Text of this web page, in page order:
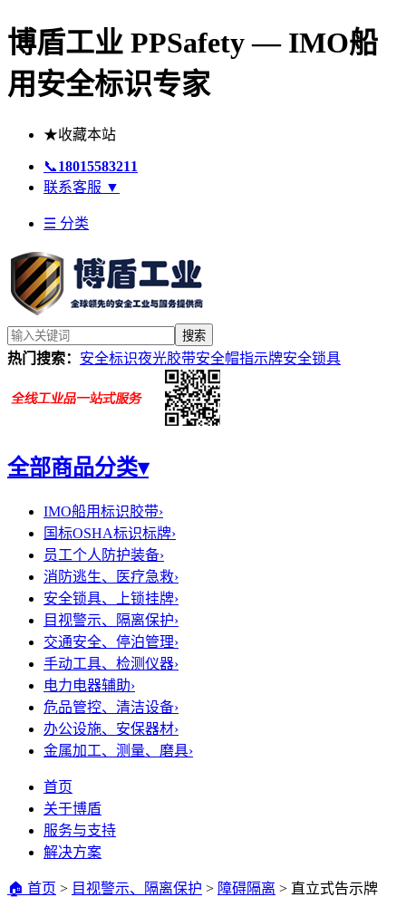
博盾工业 PPSafety — IMO船
用安全标识专家
★收藏本站
📞18015583211
联系客服 ▼
☰ 分类
搜索
热门搜索： 安全标识夜光胶带安全帽指示牌安全锁具
全部商品分类▾
IMO船用标识胶带›
国标OSHA标识标牌›
员工个人防护装备›
消防逃生、医疗急救›
安全锁具、上锁挂牌›
目视警示、隔离保护›
交通安全、停泊管理›
手动工具、检测仪器›
电力电器辅助›
危品管控、清洁设备›
办公设施、安保器材›
金属加工、测量、磨具›
首页
关于博盾
服务与支持
解决方案
🏠 首页 > 目视警示、隔离保护 > 障碍隔离 > 直立式告示牌